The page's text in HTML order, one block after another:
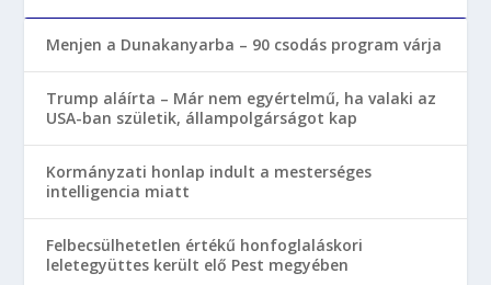
Menjen a Dunakanyarba – 90 csodás program várja
Trump aláírta – Már nem egyértelmű, ha valaki az
USA-ban születik, állampolgárságot kap
Kormányzati honlap indult a mesterséges
intelligencia miatt
Felbecsülhetetlen értékű honfoglaláskori
leletegyüttes került elő Pest megyében